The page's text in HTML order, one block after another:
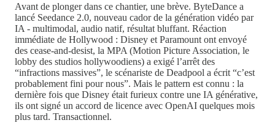
Avant de plonger dans ce chantier, une brève. ByteDance a
lancé Seedance 2.0, nouveau cador de la génération vidéo par
IA - multimodal, audio natif, résultat bluffant. Réaction
immédiate de Hollywood : Disney et Paramount ont envoyé
des cease-and-desist, la MPA (Motion Picture Association, le
lobby des studios hollywoodiens) a exigé l’arrêt des
“infractions massives”, le scénariste de Deadpool a écrit “c’est
probablement fini pour nous”. Mais le pattern est connu : la
dernière fois que Disney était furieux contre une IA générative,
ils ont signé un accord de licence avec OpenAI quelques mois
plus tard. Transactionnel.